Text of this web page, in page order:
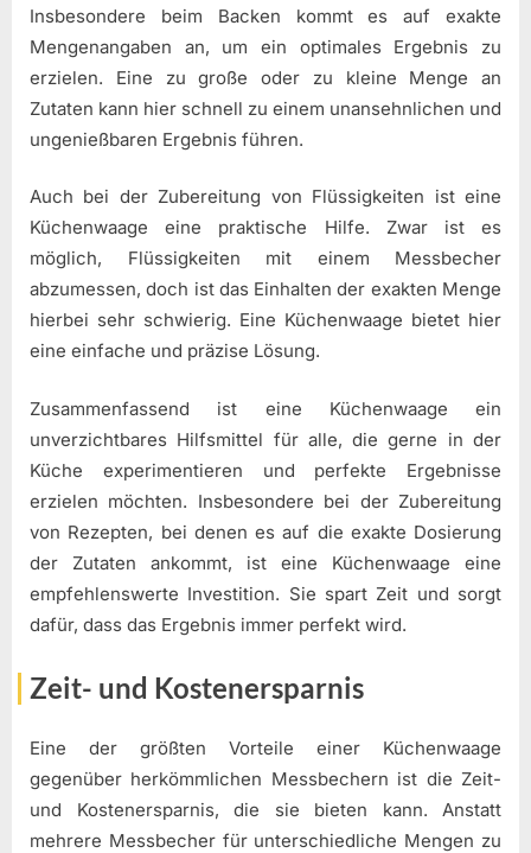
Insbesondere beim Backen kommt es auf exakte
Mengenangaben an, um ein optimales Ergebnis zu
erzielen. Eine zu große oder zu kleine Menge an
Zutaten kann hier schnell zu einem unansehnlichen und
ungenießbaren Ergebnis führen.
Auch bei der Zubereitung von Flüssigkeiten ist eine
Küchenwaage eine praktische Hilfe. Zwar ist es
möglich, Flüssigkeiten mit einem Messbecher
abzumessen, doch ist das Einhalten der exakten Menge
hierbei sehr schwierig. Eine Küchenwaage bietet hier
eine einfache und präzise Lösung.
Zusammenfassend ist eine Küchenwaage ein
unverzichtbares Hilfsmittel für alle, die gerne in der
Küche experimentieren und perfekte Ergebnisse
erzielen möchten. Insbesondere bei der Zubereitung
von Rezepten, bei denen es auf die exakte Dosierung
der Zutaten ankommt, ist eine Küchenwaage eine
empfehlenswerte Investition. Sie spart Zeit und sorgt
dafür, dass das Ergebnis immer perfekt wird.
Zeit- und Kostenersparnis
Eine der größten Vorteile einer Küchenwaage
gegenüber herkömmlichen Messbechern ist die Zeit-
und Kostenersparnis, die sie bieten kann. Anstatt
mehrere Messbecher für unterschiedliche Mengen zu